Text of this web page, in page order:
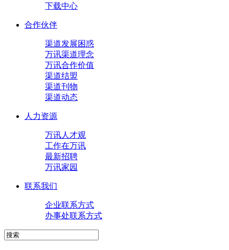
下载中心
合作伙伴
渠道发展困惑
万讯渠道理念
万讯合作价值
渠道结盟
渠道刊物
渠道动态
人力资源
万讯人才观
工作在万讯
最新招聘
万讯家园
联系我们
企业联系方式
办事处联系方式